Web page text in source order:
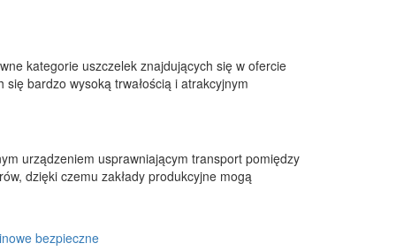
kategorie uszczelek znajdujących się w ofercie
bardzo wysoką trwałością i atrakcyjnym
urządzeniem usprawniającym transport pomiędzy
dzięki czemu zakłady produkcyjne mogą
bezpieczne